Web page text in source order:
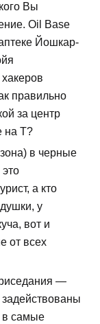
Вы
Oil Base
Йошкар-
правильно
за центр
на Т?
в черные
а кто
у
вот и
от всех
—
в самые